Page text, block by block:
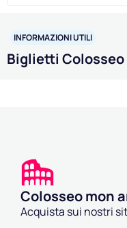
INFORMAZIONI UTILI
Biglietti Colosseo
Colosseo mon
Acquista sui nostri